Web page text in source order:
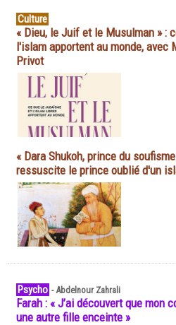
Culture
« Dieu, le Juif et le Musulman » :
l'islam apportent au monde, avec
Privot
« Dara Shukoh, prince du
ressuscite le prince oublié d'un
Psycho -Abdelnour Zahrali
Farah : « J’ai découvert que mon
une autre fille enceinte »